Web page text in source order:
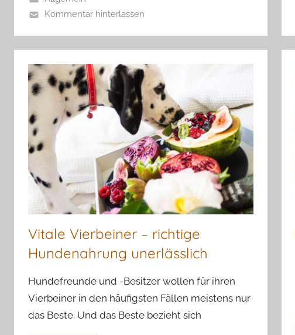
Kommentar hinterlassen
Vitale Vierbeiner – richtige
Hundenahrung unerlässlich
Hundefreunde und -Besitzer wollen für ihren
Vierbeiner in den häufigsten Fällen meistens nur
das Beste. Und das Beste bezieht sich